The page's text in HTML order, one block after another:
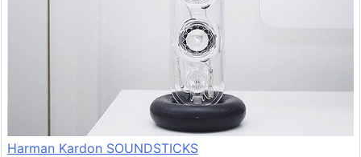
Harman Kardon SOUNDSTICKS